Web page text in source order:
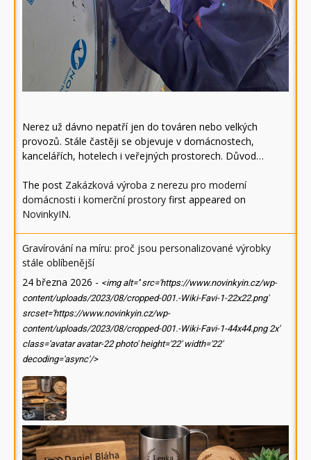
Nerez už dávno nepatří jen do továren nebo velkých
provozů. Stále častěji se objevuje v domácnostech,
kancelářích, hotelech i veřejných prostorech. Důvod…
The post Zakázková výroba z nerezu pro moderní
domácnosti i komerční prostory first appeared on
NovinkyIN.
Gravírování na míru: proč jsou personalizované výrobky
stále oblíbenější
24 března 2026 - <img alt='' src='https://www.novinkyin.cz/wp-
content/uploads/2023/08/cropped-001.-Wiki-Favi-1-22x22.png'
srcset='https://www.novinkyin.cz/wp-
content/uploads/2023/08/cropped-001.-Wiki-Favi-1-44x44.png 2x'
class='avatar avatar-22 photo' height='22' width='22'
decoding='async'/>